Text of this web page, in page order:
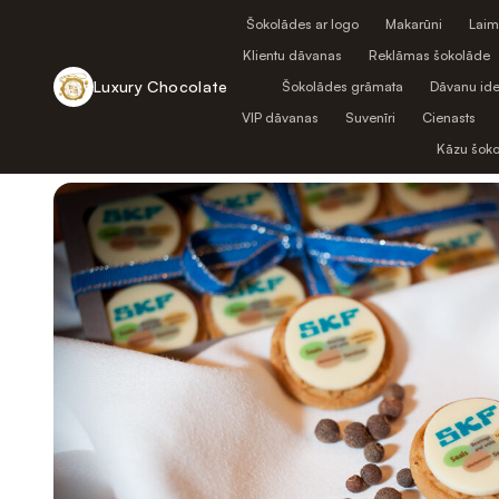
Luxury Chocolate
Šokolādes ar logo Makarūni
Klientu dāvanas
Reklāmas šokolāde
Šokolādes grāmata
Dāvanu
VIP dāvanas
Suvenīri
Cienasts
Kāzu